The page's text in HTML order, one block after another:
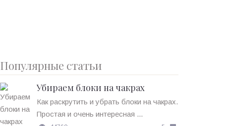
Популярные статьи
Убираем блоки на чакрах
Как раскрутить и убрать блоки на чакрах.
Простая и очень интересная ...